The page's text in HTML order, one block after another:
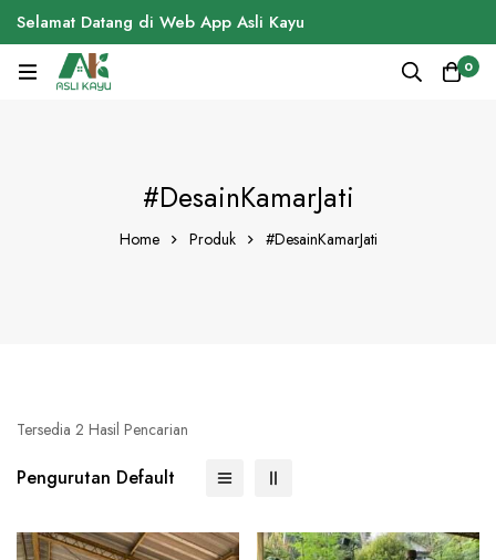
Selamat Datang di Web App Asli Kayu
0
#DesainKamarJati
Home Produk #DesainKamarJati
Tersedia 2 Hasil Pencarian
Pengurutan Default